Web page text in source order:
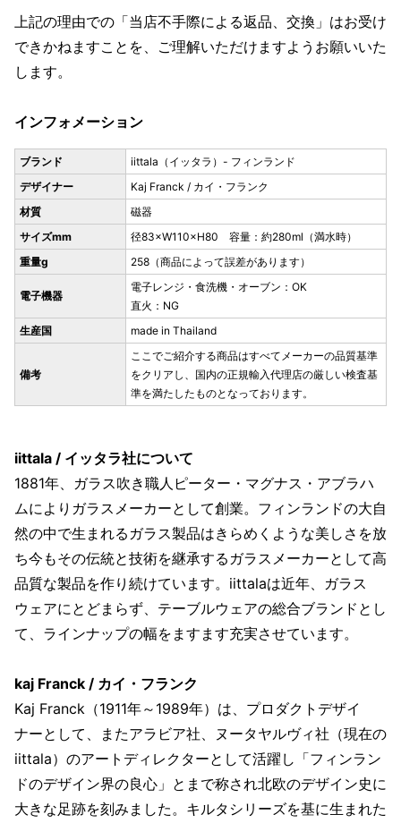
上記の理由での「当店不手際による返品、交換」はお受け
できかねますことを、ご理解いただけますようお願いいた
します。
インフォメーション
ブランド
iittala（イッタラ）- フィンランド
デザイナー
Kaj Franck / カイ・フランク
材質
磁器
サイズmm
径83×W110×H80 容量：約280ml（満水時）
重量g
258（商品によって誤差があります）
電子機器
電子レンジ・食洗機・オーブン：OK
直火：NG
生産国
made in Thailand
備考
ここでご紹介する商品はすべてメーカーの品質基準
をクリアし、国内の正規輸入代理店の厳しい検査基
準を満たしたものとなっております。
iittala / イッタラ社について
1881年、ガラス吹き職人ピーター・マグナス・アブラハ
ムによりガラスメーカーとして創業。フィンランドの大自
然の中で生まれるガラス製品はきらめくような美しさを放
ち今もその伝統と技術を継承するガラスメーカーとして高
品質な製品を作り続けています。iittalaは近年、ガラス
ウェアにとどまらず、テーブルウェアの総合ブランドとし
て、ラインナップの幅をますます充実させています。
kaj Franck / カイ・フランク
Kaj Franck（1911年～1989年）は、プロダクトデザイ
ナーとして、またアラビア社、ヌータヤルヴィ社（現在の
iittala）のアートディレクターとして活躍し「フィンラン
ドのデザイン界の良心」とまで称され北欧のデザイン史に
大きな足跡を刻みました。キルタシリーズを基に生まれた